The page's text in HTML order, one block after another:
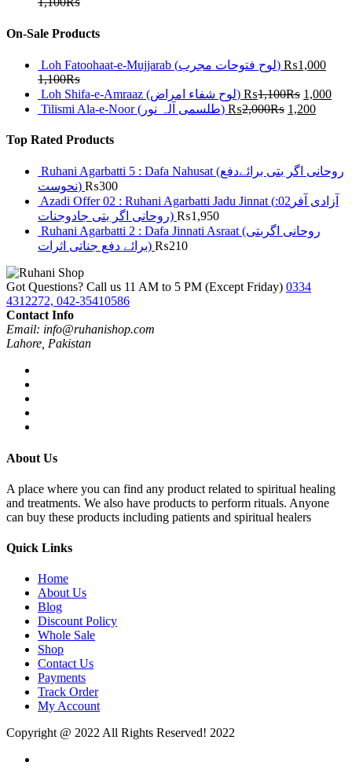
On-Sale Products
Loh Fatoohaat-e-Mujjarab (لوح فتوحات مجرب) ₨1,000
₨
1,100
Loh Shifa-e-Amraaz (لوح شفاء امراض) ₨ 1,000
₨
1,100
Tilismi Ala-e-Noor (طلسمی آلہ نور) ₨ 1,200
₨
2,000
Top Rated Products
Ruhani Agarbatti 5 : Dafa Nahusat (روحانی اگر بتی برائےدفع
نحوست) ₨300
Azadi Offer 02 : Ruhani Agarbatti Jadu Jinnat (آزادی آفر02:
روحانی اگر بتی جادوجنات) ₨1,950
Ruhani Agarbatti 2 : Dafa Jinnati Asraat (روحانی اگربتی
برائے دفع جناتی اثرات) ₨210
Got Questions? Call us 11 AM to 5 PM (Except Friday) 0334
4312272, 042-35410586
Contact Info
Email: info@ruhanishop.com
Lahore, Pakistan
About Us
A place where you can find any product related to spiritual healing
and treatments. We also have products to perform rituals. Anyone
can buy these products including patients and spiritual healers
Quick Links
Home
About Us
Blog
Discount Policy
Whole Sale
Shop
Contact Us
Payments
Track Order
My Account
Copyright @ 2022 All Rights Reserved! 2022